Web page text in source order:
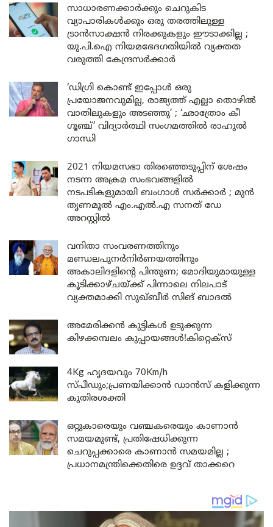
സാധാരണക്കാർക്കും ചെറുകിട
വ്യാപാരികൾക്കും ഒരു തരത്തിലുള്ള
ട്രാൻസാക്ഷൻ നിരക്കുകളും ഈടാക്കില്ല ;
യു.പി.ഐ നിയമഭേദഗതിയിൽ വ്യക്തത
വരുത്തി കേന്ദ്രസർക്കാർ
‘ഡിഗ്രി കൊണ്ട് ഇപ്പോൾ ഒരു
പ്രയോജനവുമില്ല, രാജ്യത്ത് എല്ലാ തൊഴിൽ
വാതിലുകളും അടഞ്ഞു’ ; ‘ഛാത്രോം കീ
ഗൂഞ്ച്’ വിദ്യാർത്ഥി സംഗമത്തിൽ രാഹുൽ
ഗാന്ധി
2021 നിയമസഭാ തിരഞ്ഞെടുപ്പിന് ശേഷം
നടന്ന അക്രമ സംഭവങ്ങളിൽ
നടപടികളുമായി ബംഗാൾ സർക്കാർ ; മുൻ
തൃണമൂൽ എം.എൽ.എ സനത് ഡേ
അറസ്റ്റിൽ
വനിതാ സംവരണത്തിനും
മണ്ഡലപുനർനിർണയത്തിനും
അകാലിദളിന്റെ പിന്തുണ; മോദിയുമായുള്ള
കൂടിക്കാഴ്ചയ്ക്ക് പിന്നാലെ നിലപാട്
വ്യക്തമാക്കി സുഖ്ബീർ സിങ് ബാദൽ
അമേരിക്കൻ കുട്ടികൾ ഉടുക്കുന്ന
കിഴക്കമ്പലം കുപ്പായങ്ങൾ!കിറ്റെക്സ്
4Kg ഹൃദയവും 70Km/h
സ്പീഡും;പ്രണയിക്കാൻ ഡാൻസ് കളിക്കുന്ന
കുതിരശക്തി
ഒറ്റുകാരെയും വഞ്ചകരെയും കാണാൻ
സമയമുണ്ട്, പ്രതിഷേധിക്കുന്ന
ചെറുപ്പക്കാരെ കാണാൻ സമയമില്ല ;
പ്രധാനമന്ത്രിക്കെതിരെ ഉദ്ദവ് താക്കറെ